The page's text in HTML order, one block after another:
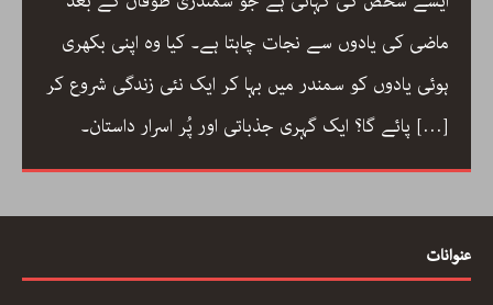
ماضی کی یادوں سے نجات چاہتا ہے۔ کیا وہ اپنی بکھری
ہوئی یادوں کو سمندر میں بہا کر ایک نئی زندگی شروع کر
[…]
عنوانات